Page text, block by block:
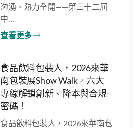
洶湧、熱力全開——第三十二屆
中…
查看更多
食品飲料包裝人，2026來華
南包裝展Show Walk，六大
專線解鎖創新、降本與合規
密碼！
食品飲料包裝人，2026來華南包